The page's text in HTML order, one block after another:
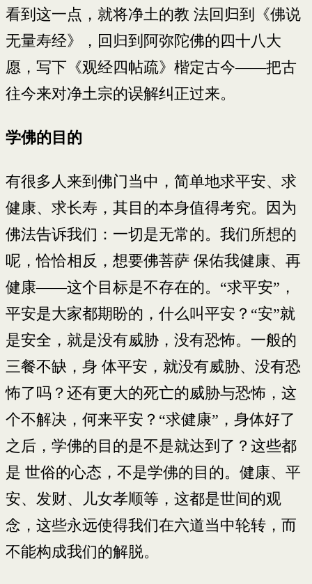
看到这一点，就将净土的教 法回归到《佛说
无量寿经》，回归到阿弥陀佛的四十八大
愿，写下《观经四帖疏》楷定古今——把古
往今来对净土宗的误解纠正过来。
学佛的目的
有很多人来到佛门当中，简单地求平安、求
健康、求长寿，其目的本身值得考究。因为
佛法告诉我们：一切是无常的。我们所想的
呢，恰恰相反，想要佛菩萨 保佑我健康、再
健康——这个目标是不存在的。“求平安”，
平安是大家都期盼的，什么叫平安？“安”就
是安全，就是没有威胁，没有恐怖。一般的
三餐不缺，身 体平安，就没有威胁、没有恐
怖了吗？还有更大的死亡的威胁与恐怖，这
个不解决，何来平安？“求健康”，身体好了
之后，学佛的目的是不是就达到了？这些都
是 世俗的心态，不是学佛的目的。健康、平
安、发财、儿女孝顺等，这都是世间的观
念，这些永远使得我们在六道当中轮转，而
不能构成我们的解脱。